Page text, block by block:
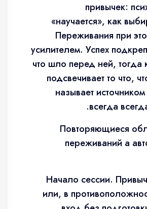
привычек:
«научается», как
Переживания при
усилителем. Успех
что шло перед ней, тогда
подсвечивает то что,
называет
всегда
Повторяющиеся
переживаний а
Начало сессии.
или, в